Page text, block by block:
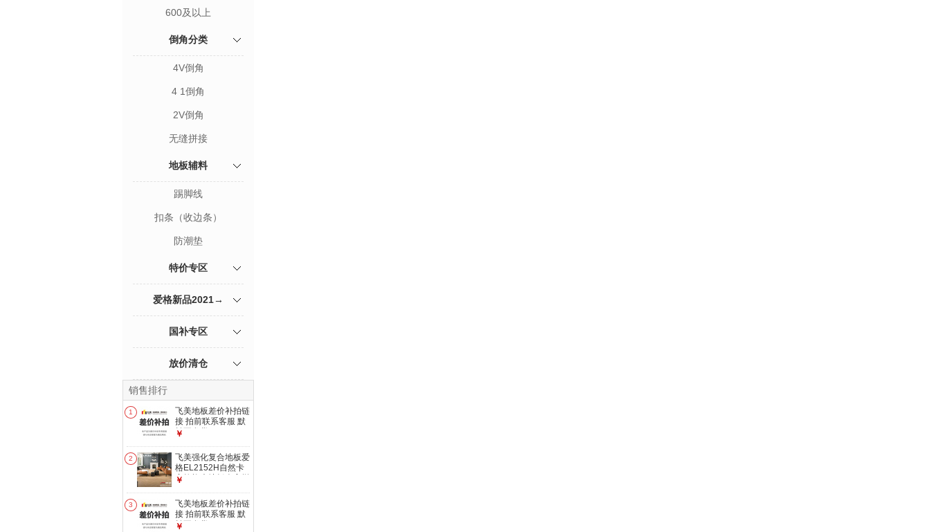
600及以上
倒角分类
4V倒角
4 1倒角
2V倒角
无缝拼接
地板辅料
踢脚线
扣条（收边条）
防潮垫
特价专区
爱格新品2021→
国补专区
放价清仓
销售排行
1
飞美地板差价补拍链
接 拍前联系客服 默
拍不发货 100
￥
2
飞美强化复合地板爱
格EL2152H自然卡
塞拉橡木地板人字拼
EL2152H自然卡塞
拉橡木
￥
3
飞美地板差价补拍链
接 拍前联系客服 默
拍不发货 500
￥